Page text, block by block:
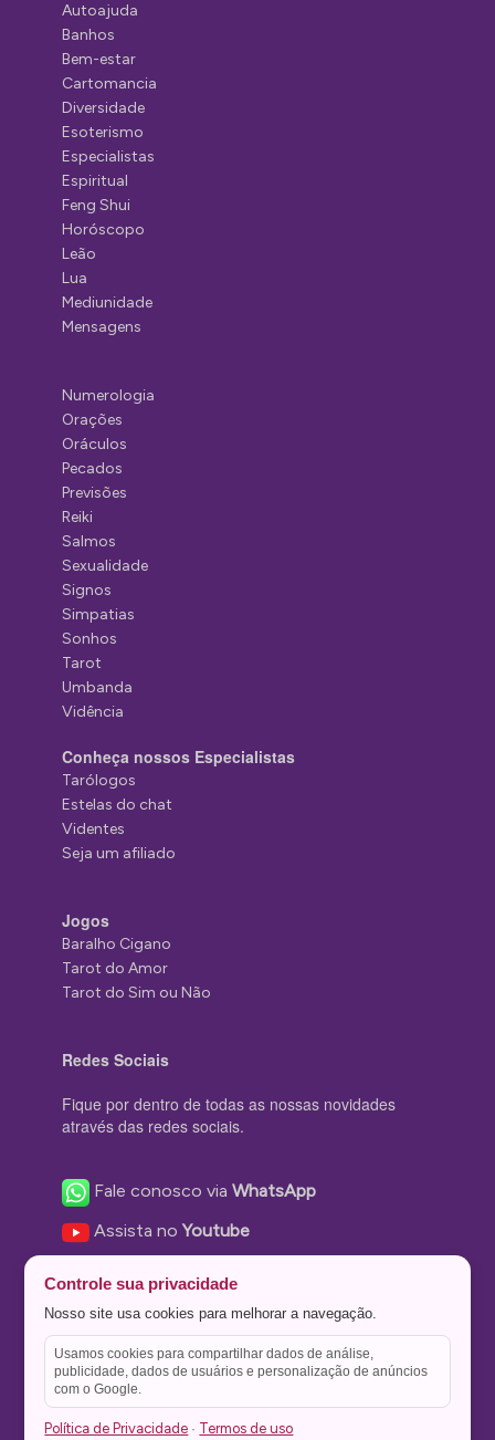
Autoajuda
Banhos
Bem-estar
Cartomancia
Diversidade
Esoterismo
Especialistas
Espiritual
Feng Shui
Horóscopo
Leão
Lua
Mediunidade
Mensagens
Numerologia
Orações
Oráculos
Pecados
Previsões
Reiki
Salmos
Sexualidade
Signos
Simpatias
Sonhos
Tarot
Umbanda
Vidência
Conheça nossos Especialistas
Tarólogos
Estelas do chat
Videntes
Seja um afiliado
Jogos
Baralho Cigano
Tarot do Amor
Tarot do Sim ou Não
Redes Sociais
Fique por dentro de todas as nossas novidades
através das redes sociais.
Fale conosco viaWhatsApp
Assista noYoutube
Nos siga no Instagram
Nos siga noTwitter
Salve no
Controle sua privacidade
Nosso site usa cookies para melhorar a navegação.
Usamos cookies para compartilhar dados de análise,
publicidade, dados de usuários e personalização de anúncios
com o Google.
Política de Privacidade · Termos de uso